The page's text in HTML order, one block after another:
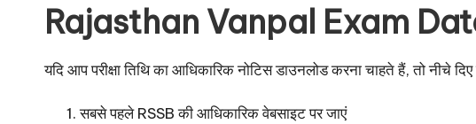
Rajasthan Vanpal Exam
यदि आप परीक्षा तिथि का आधिकारिक नोटिस डाउनलोड करना चाहते हैं, तो नीचे
सबसे पहले RSSB की आधिकारिक वेबसाइट पर जाएं